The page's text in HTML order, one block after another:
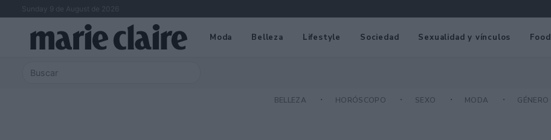
Sunday 9 de August de 2026
Moda Belleza Lifestyle Sociedad Sexualidad y vínculos Food
BELLEZA HORÓSCOPO SEXO MODA GÉNERO